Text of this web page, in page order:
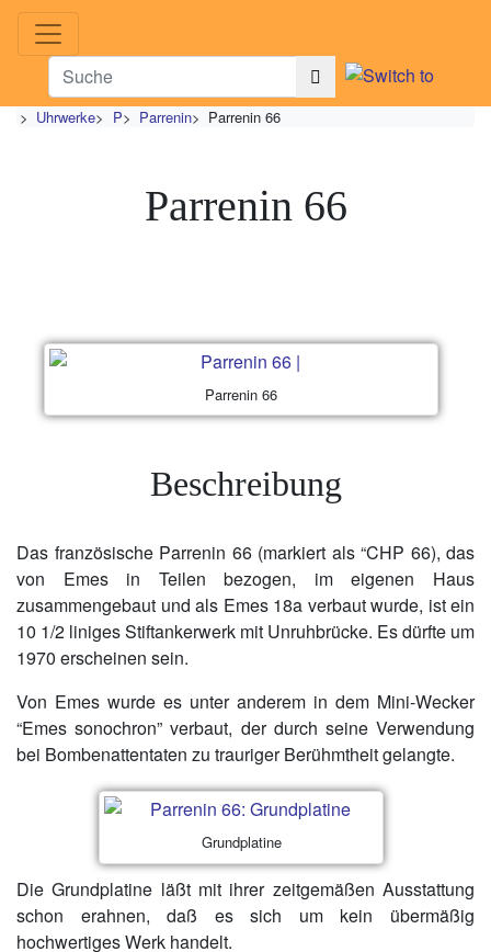
> Uhrwerke> P> Parrenin> Parrenin 66
Parrenin 66
Parrenin 66
Beschreibung
Das französische Parrenin 66 (markiert als “CHP 66), das
von Emes in Teilen bezogen, im eigenen Haus
zusammengebaut und als Emes 18a verbaut wurde, ist ein
10 1/2 liniges Stiftankerwerk mit Unruhbrücke. Es dürfte um
1970 erscheinen sein.
Von Emes wurde es unter anderem in dem Mini-Wecker
“Emes sonochron” verbaut, der durch seine Verwendung
bei Bombenattentaten zu trauriger Berühmtheit gelangte.
Grundplatine
Die Grundplatine läßt mit ihrer zeitgemäßen Ausstattung
schon erahnen, daß es sich um kein übermäßig
hochwertiges Werk handelt.